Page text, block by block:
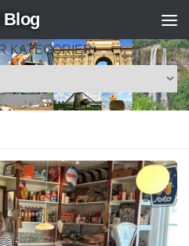
Blog
KATEGORIER